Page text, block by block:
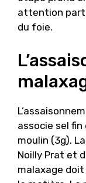
attention
du foie.
associe sel fin
moulin (3g).
Noilly Prat et
malaxage